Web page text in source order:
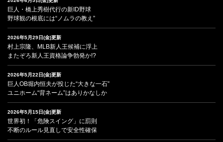
巨人・橋上秀樹代行の新ID野球
野球観の根底には“ノムラの教え”
2026年5月29日(金)更新
村上宗隆、MLB新人王候補に浮上
またぞろ新人王資格論争勃発か!?
2026年5月22日(金)更新
巨人OB堀内恒夫が投じた“大きな一石”
ユニホーム“背ネーム”はありかなしか
2026年5月15日(金)更新
世界初！「危険スイング」に罰則
不断のルール見直しで安全性確保